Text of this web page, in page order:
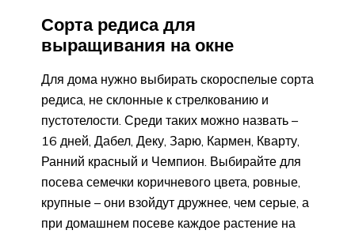
Сорта редиса для
выращивания на окне
Для дома нужно выбирать скороспелые сорта
редиса, не склонные к стрелкованию и
пустотелости. Среди таких можно назвать –
16 дней, Дабел, Деку, Зарю, Кармен, Кварту,
Ранний красный и Чемпион. Выбирайте для
посева семечки коричневого цвета, ровные,
крупные – они взойдут дружнее, чем серые, а
при домашнем посеве каждое растение на